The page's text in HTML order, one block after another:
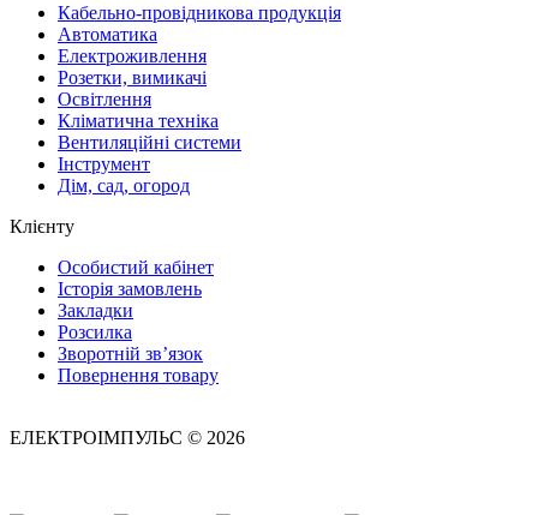
Кабельно-провідникова продукція
Автоматика
Електроживлення
Розетки, вимикачі
Освітлення
Кліматична техніка
Вентиляційні системи
Інструмент
Дім, сад, огород
Клієнту
Особистий кабінет
Історія замовлень
Закладки
Розсилка
Зворотній зв’язок
Повернення товару
ЕЛЕКТРОІМПУЛЬС © 2026